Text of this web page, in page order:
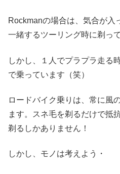
Rockmanの場合は、気合が入
一緒するツーリング時に剃っ
しかし、１人でプラプラ走る
で乗っています（笑）
ロードバイク乗りは、常に風
ます。スネ毛を剃るだけで抵
剃るしかありません！
しかし、モノは考えよう・